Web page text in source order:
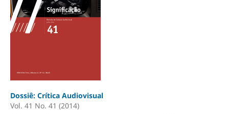
Dossiê: Crítica Audiovisual
Vol. 41 No. 41 (2014)